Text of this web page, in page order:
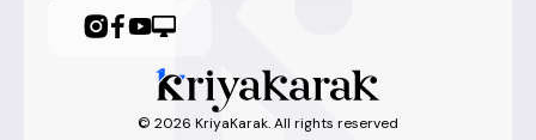
© 2026 KriyaKarak. All rights reserved